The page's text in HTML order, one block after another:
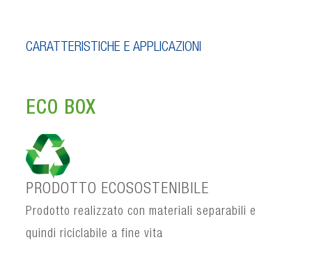
CARATTERISTICHE E APPLICAZIONI
ECO BOX
PRODOTTO ECOSOSTENIBILE
Prodotto realizzato con materiali separabili e
quindi riciclabile a fine vita